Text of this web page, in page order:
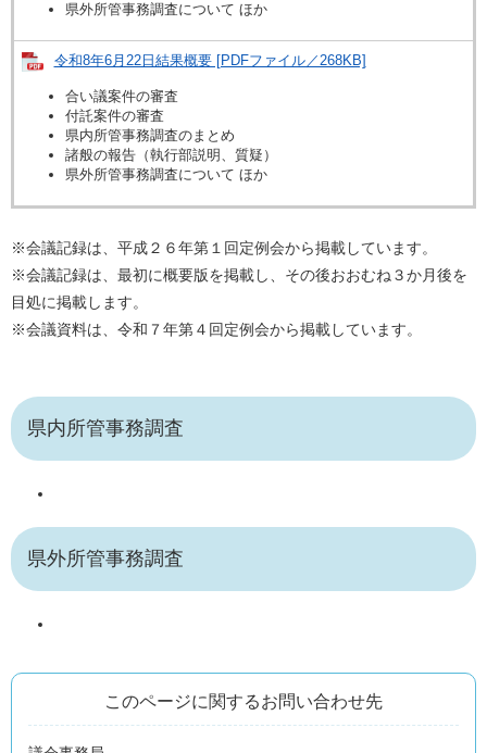
県外所管事務調査について ほか
令和8年6月22日結果概要 [PDFファイル／268KB]
合い議案件の審査
付託案件の審査
県内所管事務調査のまとめ
諸般の報告（執行部説明、質疑）
県外所管事務調査について ほか
※会議記録は、平成２６年第１回定例会から掲載しています。
※会議記録は、最初に概要版を掲載し、その後おおむね３か月後を
目処に掲載します。
※会議資料は、令和７年第４回定例会から掲載しています。
県内所管事務調査
県外所管事務調査
このページに関するお問い合わせ先